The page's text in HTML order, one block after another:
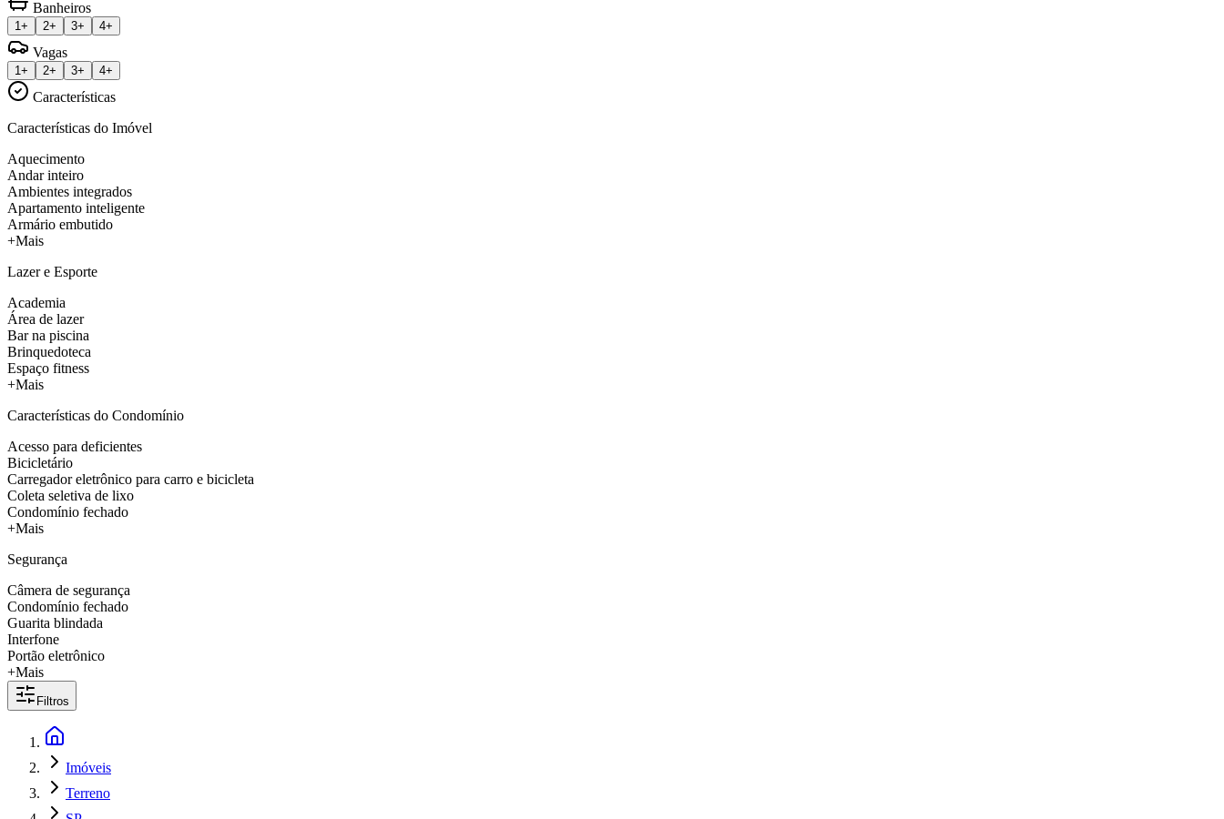
Banheiros
1+ 2+ 3+ 4+
Vagas
1+ 2+ 3+ 4+
Características
Características do Imóvel
Aquecimento
Andar inteiro
Ambientes integrados
Apartamento inteligente
Armário embutido
+Mais
Lazer e Esporte
Academia
Área de lazer
Bar na piscina
Brinquedoteca
Espaço fitness
+Mais
Características do Condomínio
Acesso para deficientes
Bicicletário
Carregador eletrônico para carro e bicicleta
Coleta seletiva de lixo
Condomínio fechado
+Mais
Segurança
Câmera de segurança
Condomínio fechado
Guarita blindada
Interfone
Portão eletrônico
+Mais
Filtros
Imóveis
Terreno